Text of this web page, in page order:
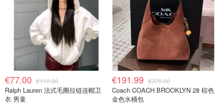
€77.00 €110.00
Ralph Lauren 法式毛圈拉链连帽卫
衣 男童
€191.99 €375.00
Coach COACH BROOKLYN 28 棕色
金色水桶包